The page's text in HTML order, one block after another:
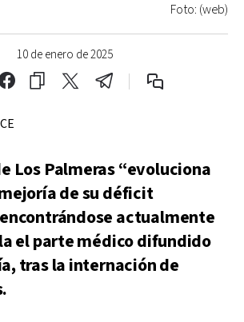
10 de enero de 2025
Foto: (web)
Los Palmeras “evoluciona
de su déficit
actualmente
el parte médico difundido
tras la internación de